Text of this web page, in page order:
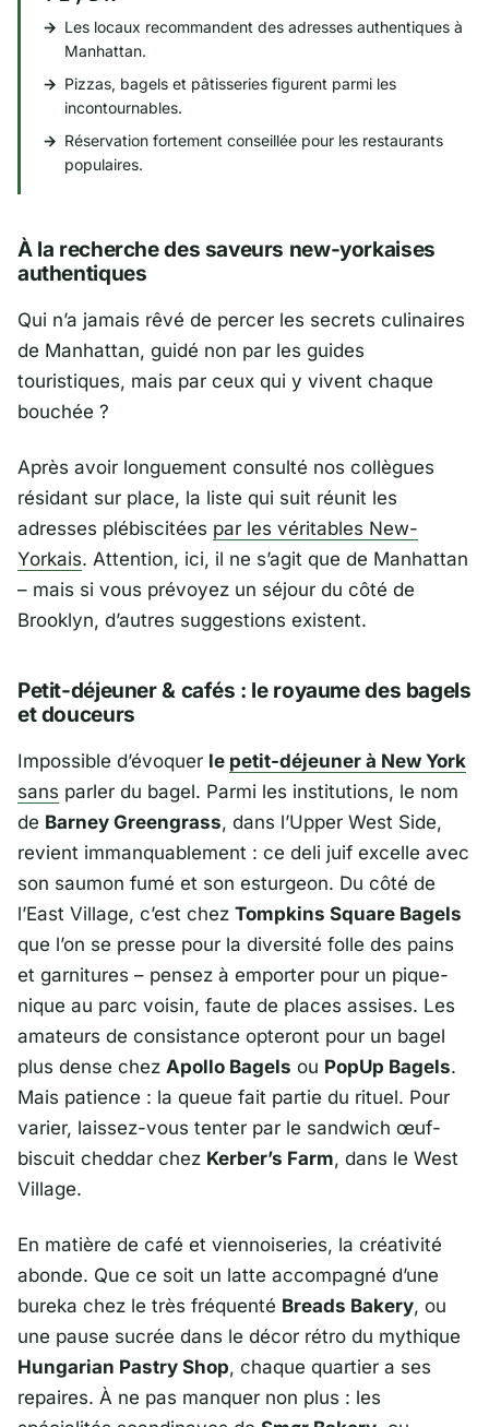
Les locaux recommandent des adresses authentiques à
Manhattan.
Pizzas, bagels et pâtisseries figurent parmi les
incontournables.
Réservation fortement conseillée pour les restaurants
populaires.
À la recherche des saveurs new-yorkaises
authentiques
Qui n’a jamais rêvé de percer les secrets culinaires
de Manhattan, guidé non par les guides
touristiques, mais par ceux qui y vivent chaque
bouchée ?
Après avoir longuement consulté nos collègues
résidant sur place, la liste qui suit réunit les
adresses plébiscitées par les véritables New-
Yorkais. Attention, ici, il ne s’agit que de Manhattan
– mais si vous prévoyez un séjour du côté de
Brooklyn, d’autres suggestions existent.
Petit-déjeuner & cafés : le royaume des bagels
et douceurs
Impossible d’évoquer le petit-déjeuner à New York
sans parler du bagel. Parmi les institutions, le nom
de Barney Greengrass, dans l’Upper West Side,
revient immanquablement : ce deli juif excelle avec
son saumon fumé et son esturgeon. Du côté de
l’East Village, c’est chez Tompkins Square Bagels
que l’on se presse pour la diversité folle des pains
et garnitures – pensez à emporter pour un pique-
nique au parc voisin, faute de places assises. Les
amateurs de consistance opteront pour un bagel
plus dense chez Apollo Bagels ou PopUp Bagels.
Mais patience : la queue fait partie du rituel. Pour
varier, laissez-vous tenter par le sandwich œuf-
biscuit cheddar chez Kerber’s Farm, dans le West
Village.
En matière de café et viennoiseries, la créativité
abonde. Que ce soit un latte accompagné d’une
bureka chez le très fréquenté Breads Bakery, ou
une pause sucrée dans le décor rétro du mythique
Hungarian Pastry Shop, chaque quartier a ses
repaires. À ne pas manquer non plus : les